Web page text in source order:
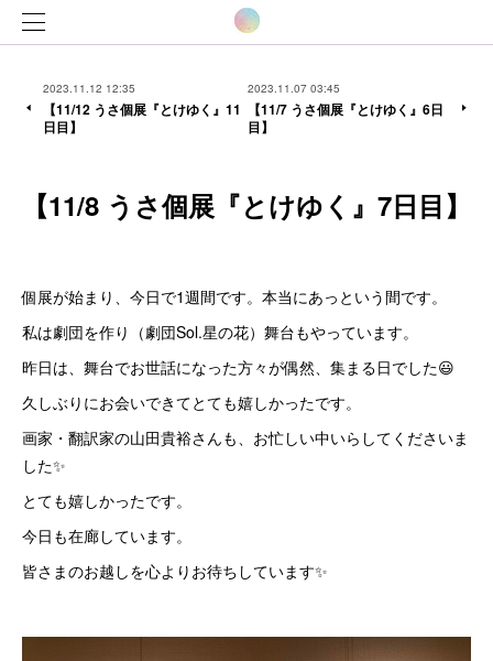
2023.11.12 12:35
【11/12 うさ個展『とけゆく』11
日目】
2023.11.07 03:45
【11/7 うさ個展『とけゆく』6日
目】
【11/8 うさ個展『とけゆく』7日目】
個展が始まり、今日で1週間です。本当にあっという間です。
私は劇団を作り（劇団Sol.星の花）舞台もやっています。
昨日は、舞台でお世話になった方々が偶然、集まる日でした😃
久しぶりにお会いできてとても嬉しかったです。
画家・翻訳家の山田貴裕さんも、お忙しい中いらしてくださいま
した✨
とても嬉しかったです。
今日も在廊しています。
皆さまのお越しを心よりお待ちしています✨